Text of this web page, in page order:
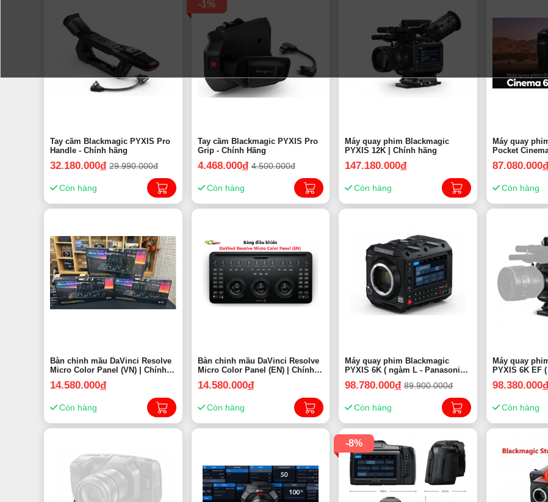
Tay cầm Blackmagic PYXIS Pro
Handle - Chính hãng
32.180.000đ 29.990.000đ
Còn hàng
-1%
Tay cầm Blackmagic PYXIS Pro
Grip - Chính Hãng
4.468.000đ 4.500.000đ
Còn hàng
Máy quay phim Blackmagic
PYXIS 12K | Chính hãng
147.180.000đ
Còn hàng
Máy quay
Pocket
Chính hãng
87.080.000đ
Còn hàng
Bàn chỉnh mầu DaVinci Resolve
Micro Color Panel (VN) | Chính
hãng
14.580.000đ
Còn hàng
Bàn chỉnh mầu DaVinci Resolve
Micro Color Panel (EN) | Chính
hãng
14.580.000đ
Còn hàng
Máy quay phim Blackmagic
PYXIS 6K ( ngàm L - Panasonic -
Sigma - Leica ; Có thể chuyển
đổi ngàm PL) | Chính hãng
98.780.000đ 89.900.000đ
Còn hàng
Máy quay
PYXIS 6K EF ( Sử dụng Lens
Canon EF ) |
98.380.000đ
Còn hàng
-8%